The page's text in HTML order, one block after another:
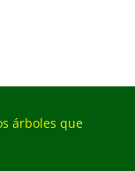
árboles que